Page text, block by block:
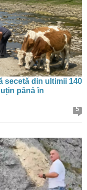
secetă din ultimii 140
până în
5